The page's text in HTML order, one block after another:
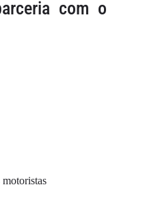
com o